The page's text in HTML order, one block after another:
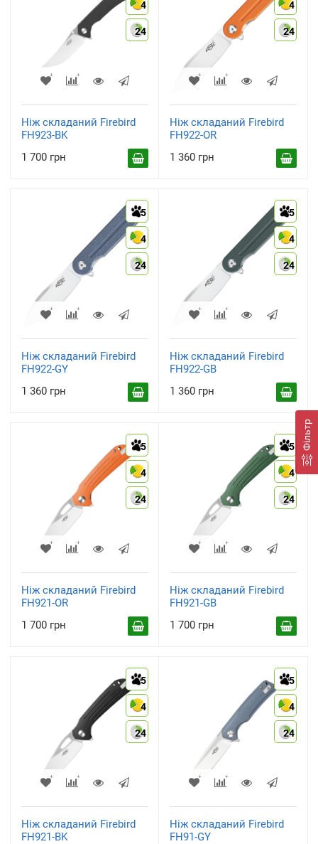
Фільтр
4
24
Ніж складаний Firebird
FH923-BK
1 700 грн
4
24
Ніж складаний Firebird
FH922-OR
1 360 грн
5
4
24
Ніж складаний Firebird
FH922-GY
1 360 грн
5
4
24
Ніж складаний Firebird
FH922-GB
1 360 грн
5
4
24
Ніж складаний Firebird
FH921-OR
1 700 грн
5
4
24
Ніж складаний Firebird
FH921-GB
1 700 грн
5
4
24
Ніж складаний Firebird
FH921-BK
5
4
24
Ніж складаний Firebird
FH91-GY